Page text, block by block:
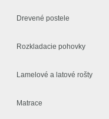
Drevené postele
Rozkladacie pohovky
Lamelové a latové rošty
Matrace